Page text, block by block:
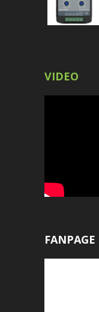
VIDEO
FANPAGE